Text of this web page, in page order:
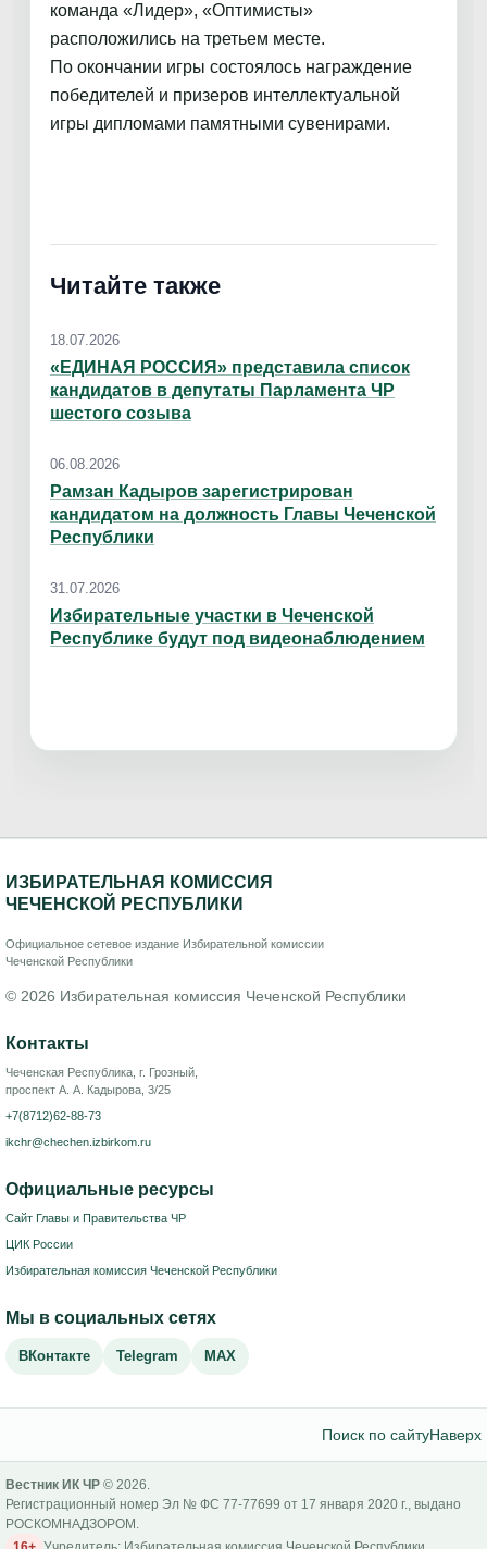
команда «Лидер», «Оптимисты»
расположились на третьем месте.
По окончании игры состоялось награждение
победителей и призеров интеллектуальной
игры дипломами памятными сувенирами.
Читайте также
18.07.2026
«ЕДИНАЯ РОССИЯ» представила список
кандидатов в депутаты Парламента ЧР
шестого созыва
06.08.2026
Рамзан Кадыров зарегистрирован
кандидатом на должность Главы Чеченской
Республики
31.07.2026
Избирательные участки в Чеченской
Республике будут под видеонаблюдением
ИЗБИРАТЕЛЬНАЯ КОМИССИЯ
ЧЕЧЕНСКОЙ РЕСПУБЛИКИ
Официальное сетевое издание Избирательной комиссии
Чеченской Республики
© 2026 Избирательная комиссия Чеченской Республики
Контакты
Чеченская Республика, г. Грозный,
проспект А. А. Кадырова, 3/25
+7(8712)62-88-73
ikchr@chechen.izbirkom.ru
Официальные ресурсы
Сайт Главы и Правительства ЧР
ЦИК России
Избирательная комиссия Чеченской Республики
Мы в социальных сетях
ВКонтакте Telegram MAX
Поиск по сайтуНаверх
Вестник ИК ЧР © 2026.
Регистрационный номер Эл № ФС 77-77699 от 17 января 2020 г., выдано
РОСКОМНАДЗОРОМ.